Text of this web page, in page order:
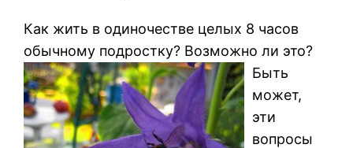
Как жить в одиночестве целых 8 часов
обычному подростку? Возможно ли это?
Быть
может,
эти
вопросы